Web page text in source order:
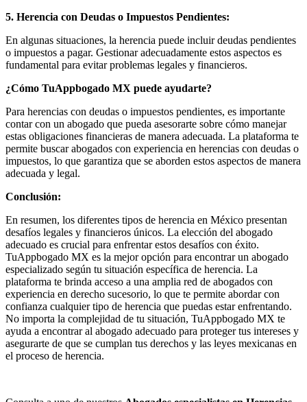
5. Herencia con Deudas o Impuestos Pendientes:
En algunas situaciones, la herencia puede incluir deudas pendientes
o impuestos a pagar. Gestionar adecuadamente estos aspectos es
fundamental para evitar problemas legales y financieros.
¿Cómo TuAppbogado MX puede ayudarte?
Para herencias con deudas o impuestos pendientes, es importante
contar con un abogado que pueda asesorarte sobre cómo manejar
estas obligaciones financieras de manera adecuada. La plataforma te
permite buscar abogados con experiencia en herencias con deudas o
impuestos, lo que garantiza que se aborden estos aspectos de manera
adecuada y legal.
Conclusión:
En resumen, los diferentes tipos de herencia en México presentan
desafíos legales y financieros únicos. La elección del abogado
adecuado es crucial para enfrentar estos desafíos con éxito.
TuAppbogado MX es la mejor opción para encontrar un abogado
especializado según tu situación específica de herencia. La
plataforma te brinda acceso a una amplia red de abogados con
experiencia en derecho sucesorio, lo que te permite abordar con
confianza cualquier tipo de herencia que puedas estar enfrentando.
No importa la complejidad de tu situación, TuAppbogado MX te
ayuda a encontrar al abogado adecuado para proteger tus intereses y
asegurarte de que se cumplan tus derechos y las leyes mexicanas en
el proceso de herencia.